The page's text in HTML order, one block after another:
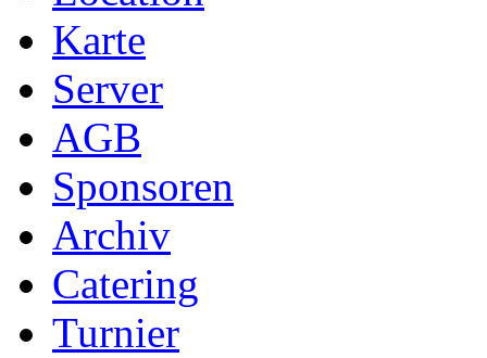
Karte
Server
AGB
Sponsoren
Archiv
Catering
Turnier